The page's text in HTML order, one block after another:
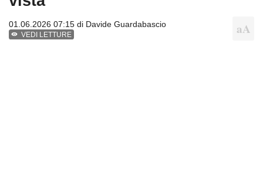
01.06.2026 07:15 di Davide Guardabascio
VEDI LETTURE